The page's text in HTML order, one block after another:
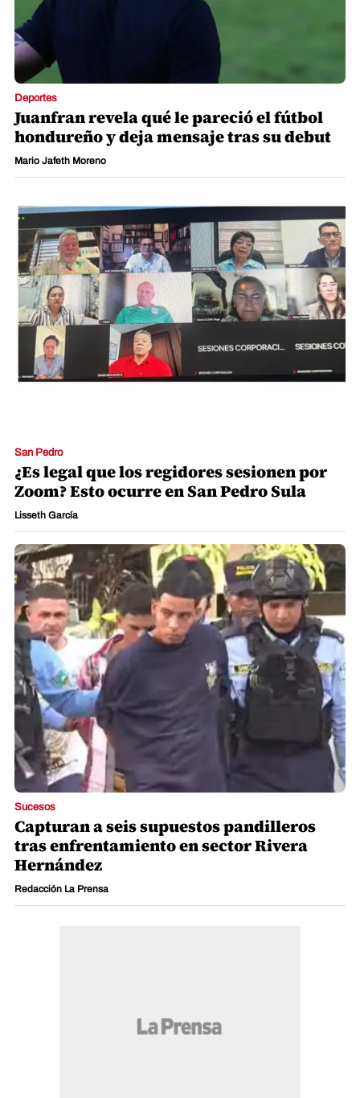
Deportes
Juanfran revela qué le pareció el fútbol
hondureño y deja mensaje tras su debut
Mario Jafeth Moreno
San Pedro
¿Es legal que los regidores sesionen por
Zoom? Esto ocurre en San Pedro Sula
Lisseth García
Sucesos
Capturan a seis supuestos pandilleros
tras enfrentamiento en sector Rivera
Hernández
Redacción La Prensa